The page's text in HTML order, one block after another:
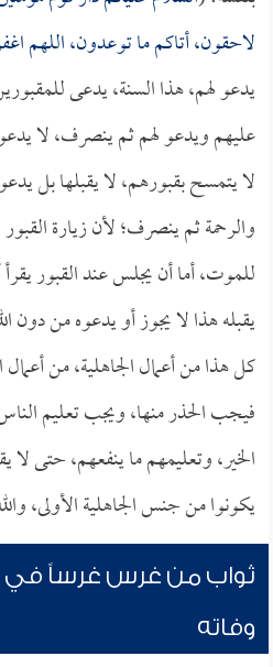
لاحقون، أتاكم ما توعدون، اللهم
يدعو لهم، هذا السنة، يدعى
عليهم ويدعو لهم ثم ينصرف، لا
لا يتمسح بقبورهم، لا يقبلها بل
والرحمة ثم ينصرف؛ لأن زيارة
للموت، أما أن يجلس عند القبور
يقبله هذا لا يجوز أو يدعوه من دون
كل هذا من أعمال الجاهلية، من أعمال
فيجب الحذر منها، ويجب تعليم
الخير، وتعليمهم ما ينفعهم، حتى
يكونوا من جنس الجاهلية الأولى،
ثواب من غرس غرساً في
وفاته